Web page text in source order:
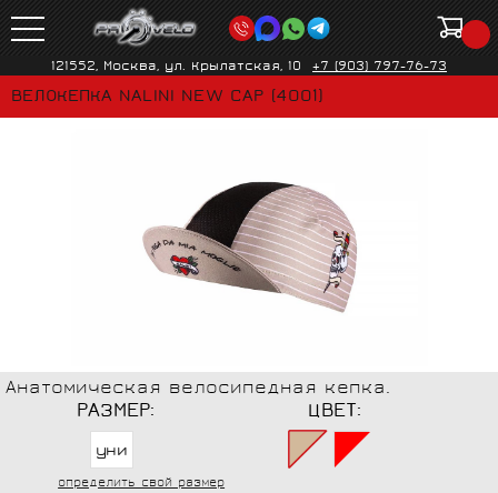
121552, Москва, ул. Крылатская, 10 +7 (903) 797-76-73
ВЕЛОКЕПКА NALINI NEW CAP (4001)
Анатомическая велосипедная кепка.
РАЗМЕР:
уни
определить свой размер
ЦВЕТ: